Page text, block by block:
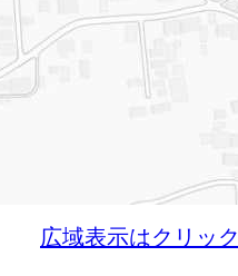
広域表示はクリック